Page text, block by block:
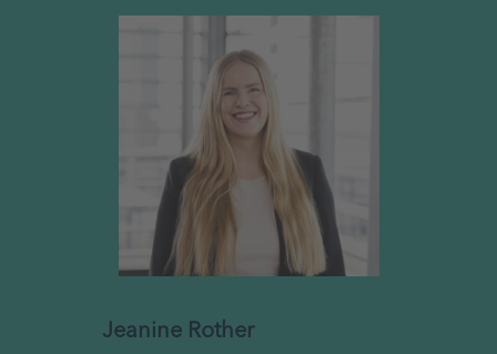
Jeanine Rother